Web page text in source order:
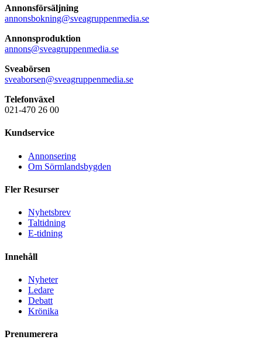
Annonsförsäljning
annonsbokning@sveagruppenmedia.se
Annonsproduktion
annons@sveagruppenmedia.se
Sveabörsen
sveaborsen@sveagruppenmedia.se
Telefonväxel
021-470 26 00
Kundservice
Annonsering
Om Sörmlandsbygden
Fler Resurser
Nyhetsbrev
Taltidning
E-tidning
Innehåll
Nyheter
Ledare
Debatt
Krönika
Prenumerera